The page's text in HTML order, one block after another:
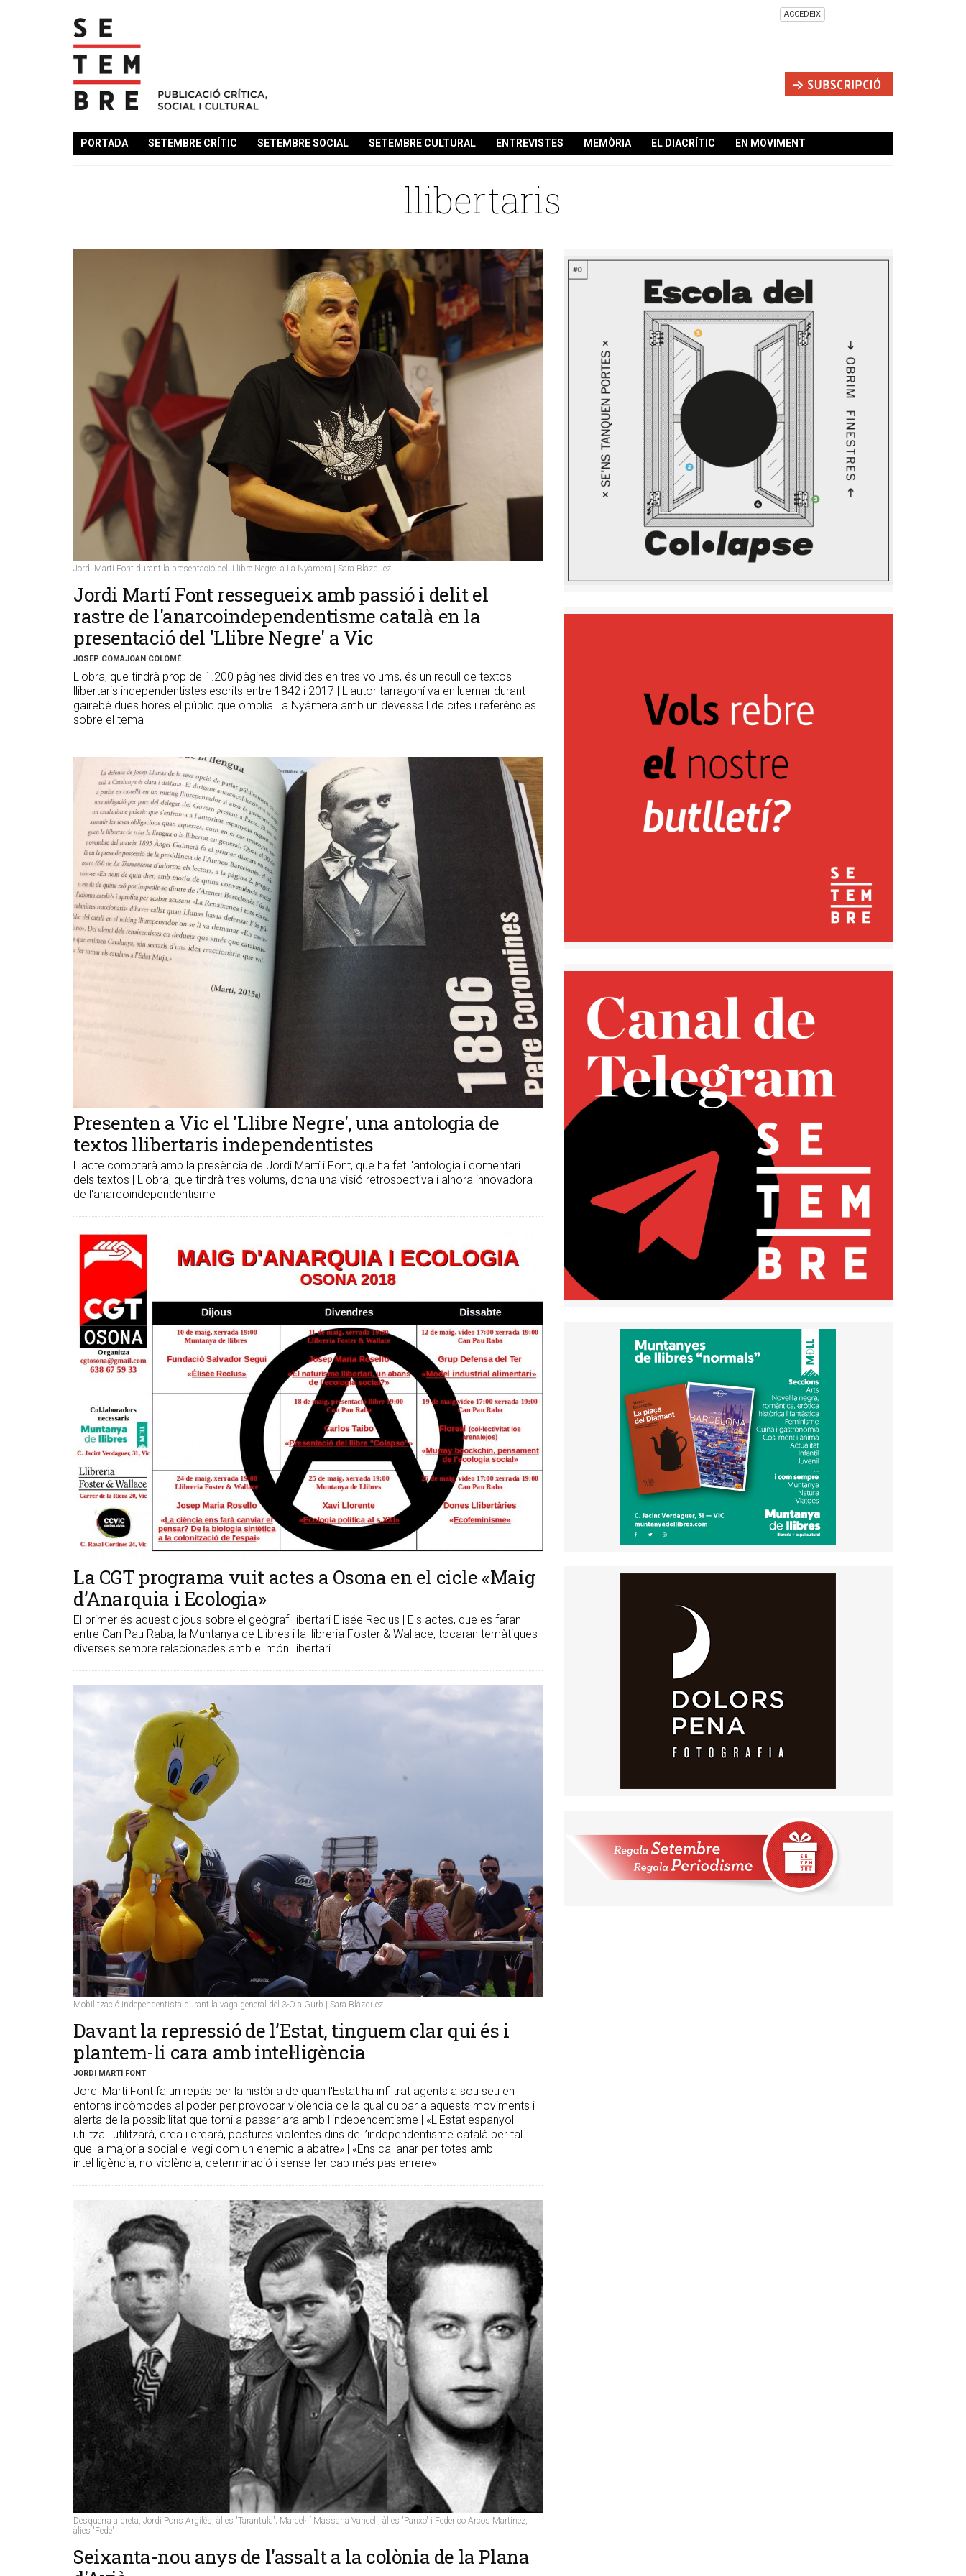
ACCEDEIX
PORTADA SETEMBRE CRÍTIC SETEMBRE SOCIAL SETEMBRE CULTURAL ENTREVISTES MEMÒRIA EL DIACRÍTIC EN MOVIMENT
llibertaris
Jordi Martí Font durant la presentació del 'Llibre Negre' a La Nyàmera | Sara Blázquez
Jordi Martí Font ressegueix amb passió i delit el
rastre de l'anarcoindependentisme català en la
presentació del 'Llibre Negre' a Vic
JOSEP COMAJOAN COLOMÉ
L'obra, que tindrà prop de 1.200 pàgines dividides en tres volums, és un recull de textos
llibertaris independentistes escrits entre 1842 i 2017 | L'autor tarragoní va enlluernar durant
gairebé dues hores el públic que omplia La Nyàmera amb un devessall de cites i referències
sobre el tema
Presenten a Vic el 'Llibre Negre', una antologia de
textos llibertaris independentistes
L'acte comptarà amb la presència de Jordi Martí i Font, que ha fet l'antologia i comentari
dels textos | L'obra, que tindrà tres volums, dona una visió retrospectiva i alhora innovadora
de l'anarcoindependentisme
La CGT programa vuit actes a Osona en el cicle «Maig
d’Anarquia i Ecologia»
El primer és aquest dijous sobre el geògraf llibertari Elisée Reclus | Els actes, que es faran
entre Can Pau Raba, la Muntanya de Llibres i la llibreria Foster & Wallace, tocaran temàtiques
diverses sempre relacionades amb el món llibertari
Mobilització independentista durant la vaga general del 3-O a Gurb | Sara Blázquez
​Davant la repressió de l’Estat, tinguem clar qui és i
plantem-li cara amb intel·ligència
JORDI MARTÍ FONT
Jordi Martí Font fa un repàs per la història de quan l'Estat ha infiltrat agents a sou seu en
entorns incòmodes al poder per provocar violència de la qual culpar a aquests moviments i
alerta de la possibilitat que torni a passar ara amb l'independentisme | «L'Estat espanyol
utilitza i utilitzarà, crea i crearà, postures violentes dins de l’independentisme català per tal
que la majoria social el vegi com un enemic a abatre» | «Ens cal anar per totes amb
intel·ligència, no-violència, determinació i sense fer cap més pas enrere»
Desquerra a dreta, Jordi Pons Argilés, àlies 'Tarantula'; Marcel·lí Massana Vancell, àlies 'Panxo' i Federico Arcos Martínez,
àlies 'Fede'
​Seixanta-nou anys de l'assalt a la colònia de la Plana